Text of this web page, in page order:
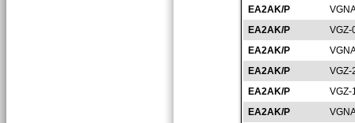
EA2AK/P
EA2AK/P
VGZ-
EA2AK/P
EA2AK/P
VGZ-
EA2AK/P
VGZ-
EA2AK/P